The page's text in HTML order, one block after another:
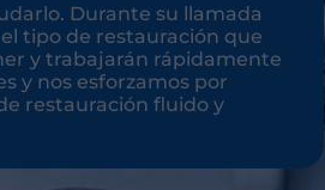
Durante su llamada
tipo de restauración que
y trabajarán rápidamente
y nos esforzamos por
restauración fluido y